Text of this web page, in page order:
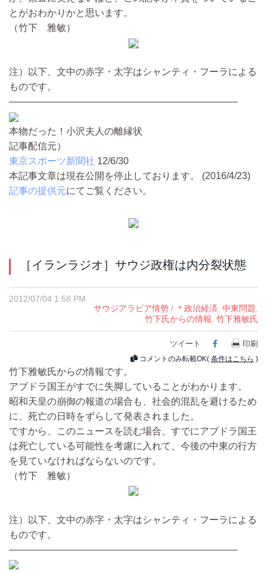
とがおわかりかと思います。
（竹下 雅敏）
注）以下、文中の赤字・太字はシャンティ・フーラによる
ものです。
————————————————————————
本物だった！小沢夫人の離縁状
記事配信元）
東京スポーツ新聞社 12/6/30
本記事文章は現在公開を停止しております。 (2016/4/23)
記事の提供元にてご覧ください。
［イランラジオ］サウジ政権は内分裂状態
2012/07/04 1:58 PM
サウジアラビア情勢 / ＊政治経済 中東問題
竹下氏からの情報 竹下雅敏氏
ツイート Facebook
印刷
コメントのみ転載OK( 条件はこちら )
竹下雅敏氏からの情報です。
アブドラ国王がすでに失脚していることがわかります。
昭和天皇の崩御の報道の場合も、社会的混乱を避けるため
に、死亡の日時をずらして発表されました。
ですから、このニュースを読む場合、すでにアブドラ国王
は死亡している可能性を考慮に入れて、今後の中東の行方
を見ていなければならないのです。
（竹下 雅敏）
注）以下、文中の赤字・太字はシャンティ・フーラによる
ものです。
————————————————————————